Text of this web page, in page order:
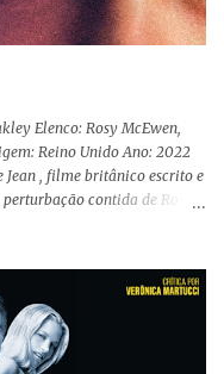
volta da guerra e se depara
Elenco: Rosy McEwen,
Reino Unido Ano: 2022
Jean , filme britânico escrito e
contida de Rosy
entre seu
e jogando sinuca com seu
para ela que ambos
o período histórico no qual
um contexto profundamente